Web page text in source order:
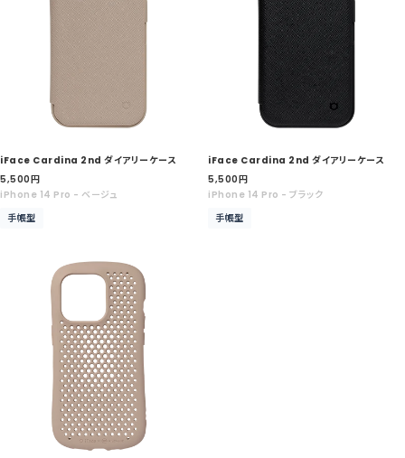
iFace Cardina 2nd ダイアリーケース
セ
ー
5,500円
iPhone 14 Pro - ベージュ
手帳型
iFace Cardina 2nd ダイアリーケース
セ
ー
5,500円
iPhone 14 Pro - ブラック
手帳型